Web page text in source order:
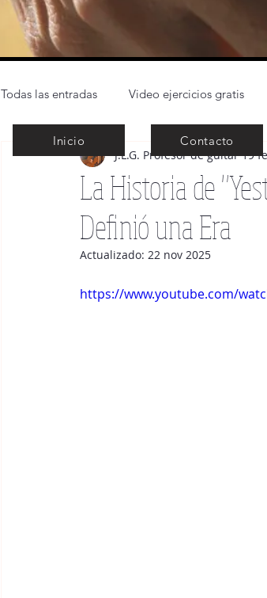
Todas las entradas Video ejercicios gratis
Técnica de la guitarra clásica La
Grandes obras y autores Noticias
La Historia de
Definió una Era
J.L.G. Profesor de guitar 19
Actualizado: 22 nov 2025
https://www.youtube.com/
Inicio Contacto